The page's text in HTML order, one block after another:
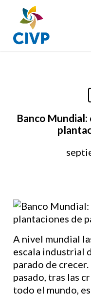
main
content
Banco Mundial:
A nivel mundial
escala industrial
parado de
pasado, tras las
todo el mundo,